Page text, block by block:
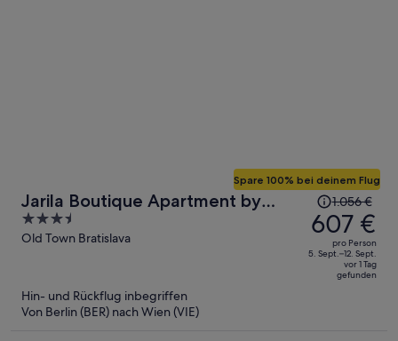
Jarila Boutique Apartment by
CHORS
3.5
out
Old Town Bratislava
Spare 100% bei deinem Flug
Der
Preis
betrug
1.056 €,
jetzt
1.056 €
607 €
pro Person
5. Sept.–12. Sept.
vor 1 Tag
gefunden
Hin- und Rückflug inbegriffen
Von Berlin (BER) nach Wien (VIE)